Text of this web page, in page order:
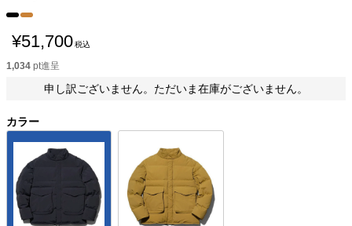
¥51,700税込
1,034 pt進呈
申し訳ございません。ただいま在庫がございません。
カラー